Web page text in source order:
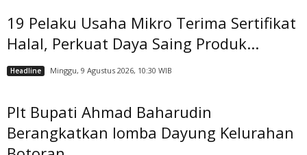
19 Pelaku Usaha Mikro Terima Sertifikat
Halal, Perkuat Daya Saing Produk...
Headline Minggu, 9 Agustus 2026, 10:30 WIB
Plt Bupati Ahmad Baharudin
Berangkatkan lomba Dayung Kelurahan